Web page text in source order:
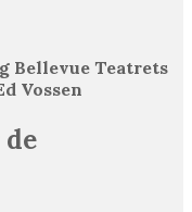
Bellevue Teatrets
Vossen